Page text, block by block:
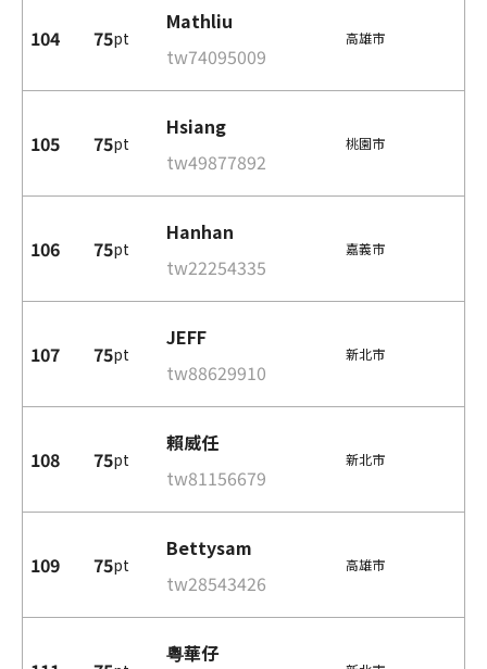
104 75pt
Mathliu
tw74095009
高雄市
105 75pt
Hsiang
tw49877892
桃園市
106 75pt
Hanhan
tw22254335
嘉義市
107 75pt
JEFF
tw88629910
新北市
108 75pt
賴威任
tw81156679
新北市
109 75pt
Bettysam
tw28543426
高雄市
粵華仔